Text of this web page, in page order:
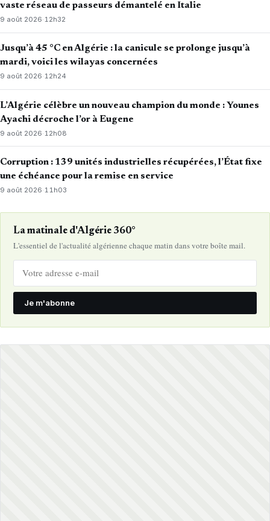
vaste réseau de passeurs démantelé en Italie
9 août 2026·12h32
Jusqu’à 45 °C en Algérie : la canicule se prolonge jusqu’à
mardi, voici les wilayas concernées
9 août 2026·12h24
L’Algérie célèbre un nouveau champion du monde : Younes
Ayachi décroche l’or à Eugene
9 août 2026· 12h08
Corruption : 139 unités industrielles récupérées, l’État fixe
une échéance pour la remise en service
9 août 2026·11h03
La matinale d'Algérie 360°
L'essentiel de l'actualité algérienne chaque matin dans votre boîte mail.
Je m'abonne